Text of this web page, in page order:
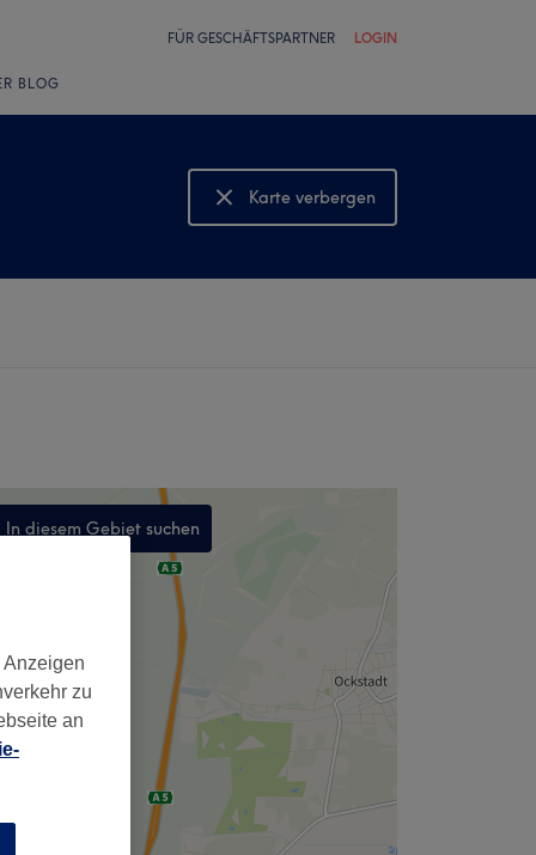
FÜR GESCHÄFTSPARTNER LOGIN
BLOG
Karte verbergen
Karte anzeigen
In diesem Gebiet suchen
zu
an